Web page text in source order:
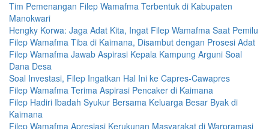
Tim Pemenangan Filep Wamafma Terbentuk di Kabupaten
Manokwari
Hengky Korwa: Jaga Adat Kita, Ingat Filep Wamafma Saat Pemilu
Filep Wamafma Tiba di Kaimana, Disambut dengan Prosesi Adat
Filep Wamafma Jawab Aspirasi Kepala Kampung Arguni Soal
Dana Desa
Soal Investasi, Filep Ingatkan Hal Ini ke Capres-Cawapres
Filep Wamafma Terima Aspirasi Pencaker di Kaimana
Filep Hadiri Ibadah Syukur Bersama Keluarga Besar Byak di
Kaimana
Filep Wamafma Apresiasi Kerukunan Masyarakat di Warpramasi